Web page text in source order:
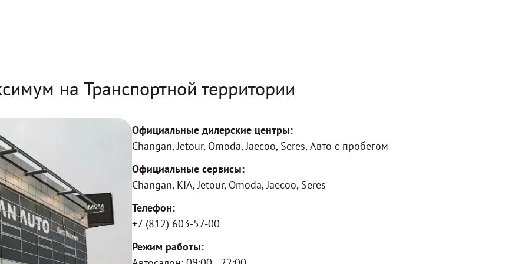
на Транспортной территории
Официальные дилерские центры:
Changan, Jetour, Omoda, Jaecoo, Seres, Авто с пробегом
Официальные сервисы:
Changan, KIA, Jetour, Omoda, Jaecoo, Seres
Телефон:
+7 (812) 603-57-00
Режим работы: